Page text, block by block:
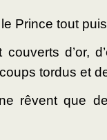
Prince tout
d’or,
tordus et
rêvent que